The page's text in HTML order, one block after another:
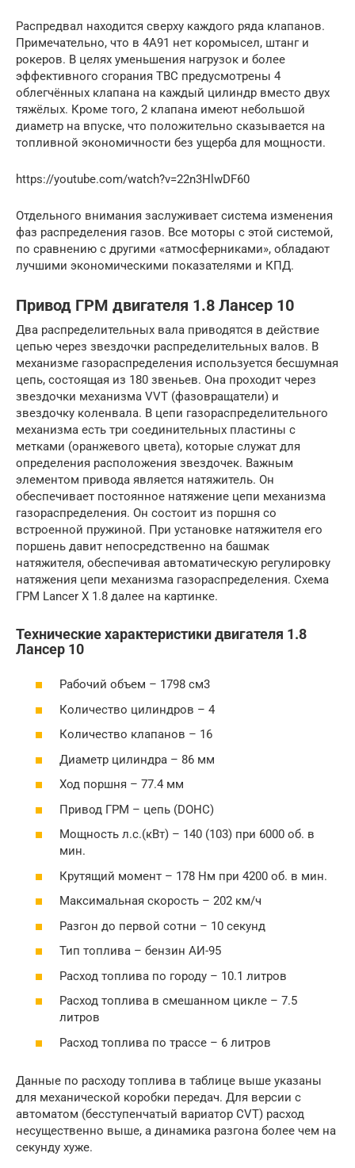
Распредвал находится сверху каждого ряда клапанов.
Примечательно, что в 4A91 нет коромысел, штанг и
рокеров. В целях уменьшения нагрузок и более
эффективного сгорания ТВС предусмотрены 4
облегчённых клапана на каждый цилиндр вместо двух
тяжёлых. Кроме того, 2 клапана имеют небольшой
диаметр на впуске, что положительно сказывается на
топливной экономичности без ущерба для мощности.
https://youtube.com/watch?v=22n3HlwDF60
Отдельного внимания заслуживает система изменения
фаз распределения газов. Все моторы с этой системой,
по сравнению с другими «атмосферниками», обладают
лучшими экономическими показателями и КПД.
Привод ГРМ двигателя 1.8 Лансер 10
Два распределительных вала приводятся в действие
цепью через звездочки распределительных валов. В
механизме газораспределения используется бесшумная
цепь, состоящая из 180 звеньев. Она проходит через
звездочки механизма VVT (фазовращатели) и
звездочку коленвала. В цепи газораспределительного
механизма есть три соединительных пластины с
метками (оранжевого цвета), которые служат для
определения расположения звездочек. Важным
элементом привода является натяжитель. Он
обеспечивает постоянное натяжение цепи механизма
газораспределения. Он состоит из поршня со
встроенной пружиной. При установке натяжителя его
поршень давит непосредственно на башмак
натяжителя, обеспечивая автоматическую регулировку
натяжения цепи механизма газораспределения. Схема
ГРМ Lancer X 1.8 далее на картинке.
Технические характеристики двигателя 1.8
Лансер 10
Рабочий объем – 1798 см3
Количество цилиндров – 4
Количество клапанов – 16
Диаметр цилиндра – 86 мм
Ход поршня – 77.4 мм
Привод ГРМ – цепь (DOHC)
Мощность л.с.(кВт) – 140 (103) при 6000 об. в
мин.
Крутящий момент – 178 Нм при 4200 об. в мин.
Максимальная скорость – 202 км/ч
Разгон до первой сотни – 10 секунд
Тип топлива – бензин АИ-95
Расход топлива по городу – 10.1 литров
Расход топлива в смешанном цикле – 7.5
литров
Расход топлива по трассе – 6 литров
Данные по расходу топлива в таблице выше указаны
для механической коробки передач. Для версии с
автоматом (бесступенчатый вариатор CVT) расход
несущественно выше, а динамика разгона более чем на
секунду хуже.